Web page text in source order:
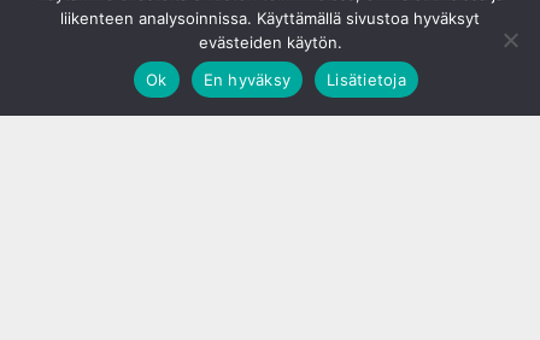
liikenteen analysoinnissa. Käyttämällä sivustoa hyväksyt
evästeiden käytön.
Ok
En hyväksy Lisätietoja